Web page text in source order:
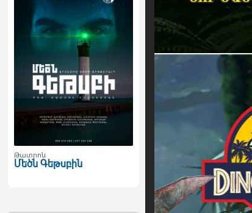
Թատրոն
Մեծն Գեթսբին